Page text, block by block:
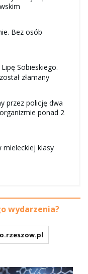
Bez osób
Sobieskiego.
złamany
przez policję dwa
ponad 2
mieleckiej klasy
wydarzenia?